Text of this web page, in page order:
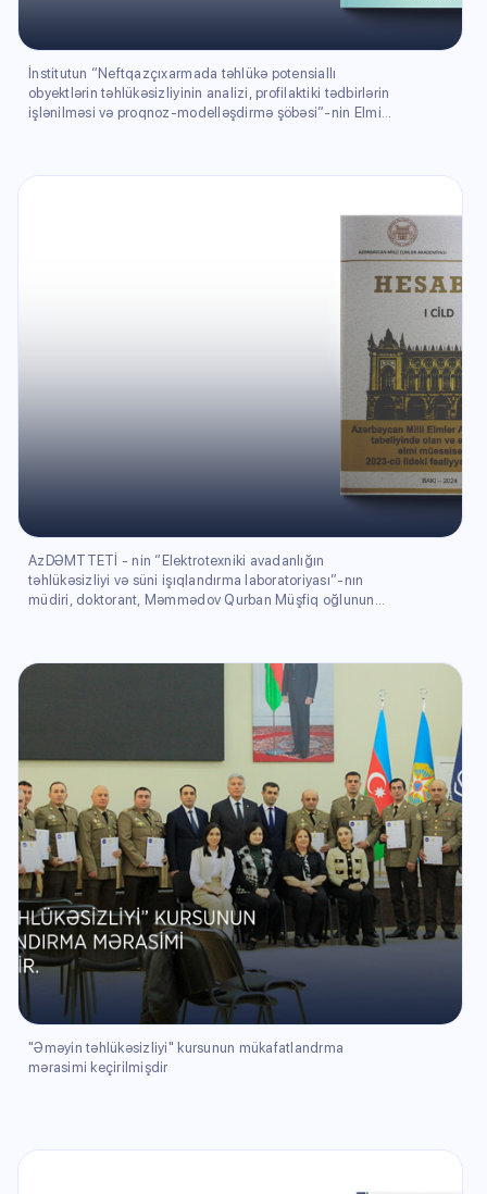
İnstitutun “Neftqazçıxarmada təhlükə potensiallı
obyektlərin təhlükəsizliyinin analizi, profilaktiki tədbirlərin
işlənilməsi və proqnoz-modelləşdirmə şöbəsi”-nin Elmi
AzDƏMTTETİ - nin “Elektrotexniki avadanlığın
təhlükəsizliyi və süni işıqlandırma laboratoriyası”-nın
müdiri, doktorant, Məmmədov Qurban Müşfiq oğlunun
Hesabatda (Cild1) dərc olunmuşdur.
"Əməyin təhlükəsizliyi" kursunun mükafatlandrma
mərasimi keçirilmişdir